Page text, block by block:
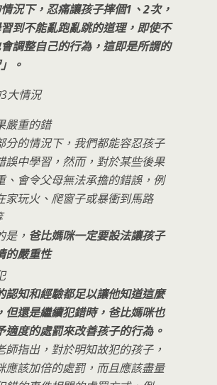
況下，忍痛讓孩子摔個1、2次，
到不能亂跑亂跳的道理，即使不
調整自己的行為，這即是所謂的
。
大情況
嚴重的錯
分的情況下，我們都能容忍孩子
誤中學習，然而，對於某些後果
、會令父母無法承擔的錯誤，例
家玩火、爬窗子或暴衝到馬路
是， 爸比媽咪一定要設法讓孩子
的嚴重性
認知和經驗都足以讓他知道這麼
但還是繼續犯錯時，爸比媽咪也
適度的處罰來改善孩子的行為。
師指出，對於明知故犯的孩子，
應該加倍的處罰，而且應該盡量